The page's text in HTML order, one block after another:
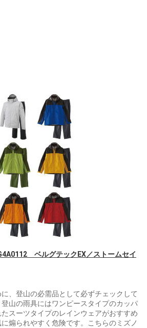
ベルグテックEX／ストームセイ
、登山の必需品として必ずチェックして
山の雨具にはワンピースタイプのカッパ
スーツタイプのレインウェアがおすすめ
煽られやすく危険です。こちらのミズノ